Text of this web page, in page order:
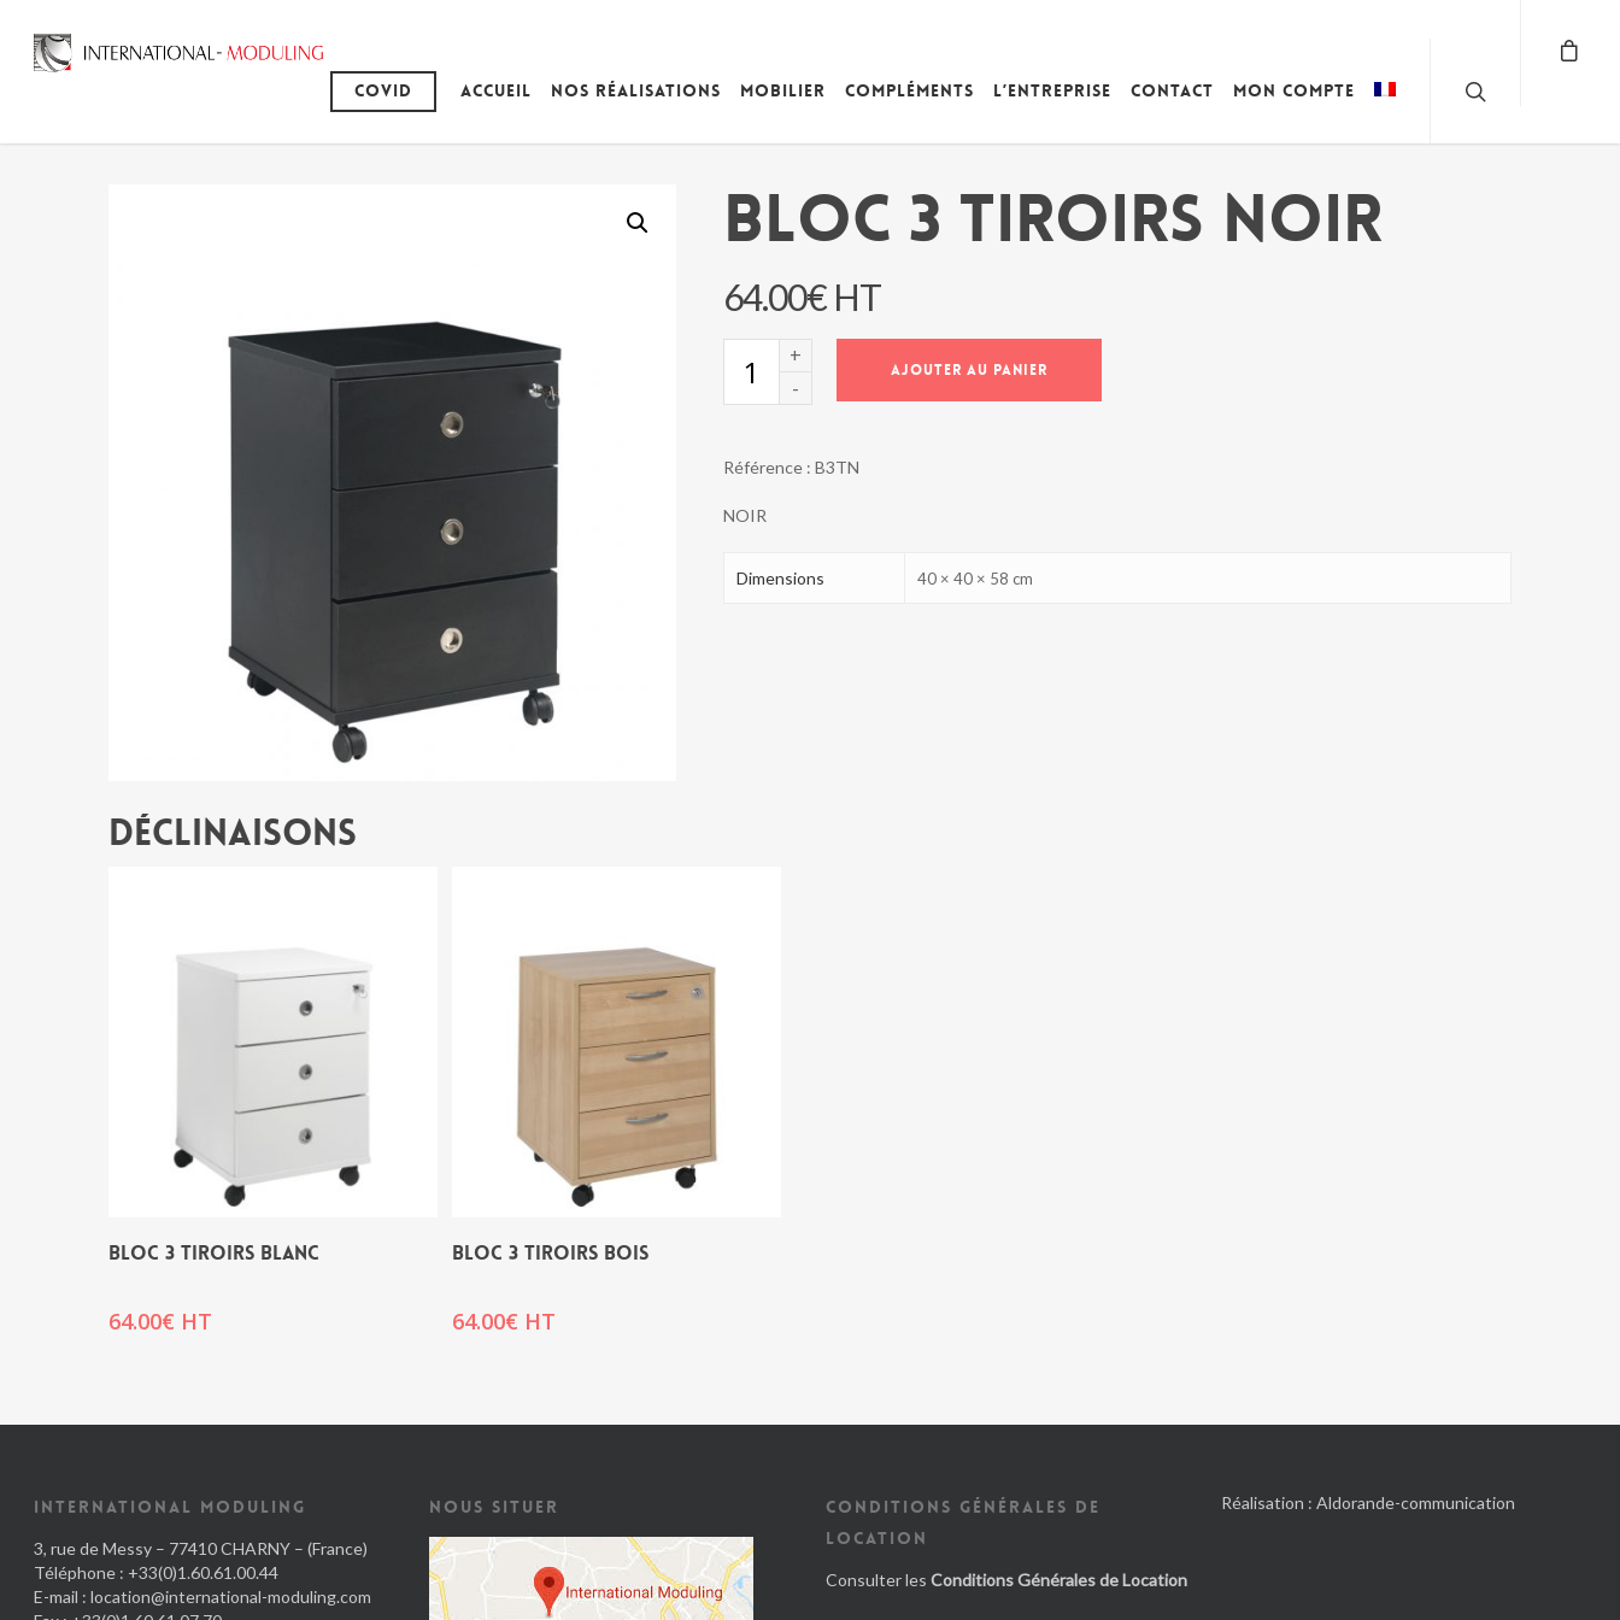
Covid Accueil Nos réalisations Mobilier Compléments L’entreprise Contact Mon compte
BLOC 3 TIROIRS NOIR
64.00€ HT
NOIR
AJOUTER AU PANIER
Référence : B3TN
NOIR
Dimensions 40 × 40 × 58 cm
Déclinaisons
BLOC 3 TIROIRS BLANC
64.00€ HT
BLOC 3 TIROIRS BOIS
64.00€ HT
INTERNATIONAL MODULING
3, rue de Messy – 77410 CHARNY – (France)
Téléphone : +33(0)1.60.61.00.44
E-mail : location@international-moduling.com
NOUS SITUER
CONDITIONS GÉNÉRALES DE
LOCATION
Consulter les Conditions Générales de Location
Réalisation :Aldorande-communication